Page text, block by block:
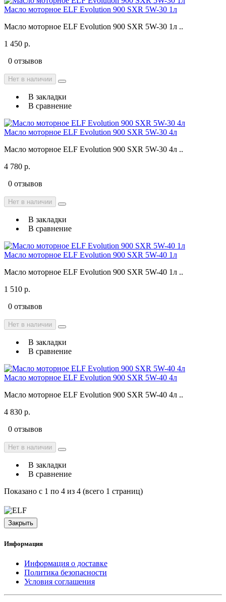
Масло моторное ELF Evolution 900 SXR 5W-30 1л
Масло моторное ELF Evolution 900 SXR 5W-30 1л ..
1 450 р.
0 отзывов
Нет в наличии
В закладки
В сравнение
Масло моторное ELF Evolution 900 SXR 5W-30 4л
Масло моторное ELF Evolution 900 SXR 5W-30 4л ..
4 780 р.
0 отзывов
Нет в наличии
В закладки
В сравнение
Масло моторное ELF Evolution 900 SXR 5W-40 1л
Масло моторное ELF Evolution 900 SXR 5W-40 1л ..
1 510 р.
0 отзывов
Нет в наличии
В закладки
В сравнение
Масло моторное ELF Evolution 900 SXR 5W-40 4л
Масло моторное ELF Evolution 900 SXR 5W-40 4л ..
4 830 р.
0 отзывов
Нет в наличии
В закладки
В сравнение
Показано с 1 по 4 из 4 (всего 1 страниц)
Закрыть
Информация
Информация о доставке
Политика безопасности
Условия соглашения